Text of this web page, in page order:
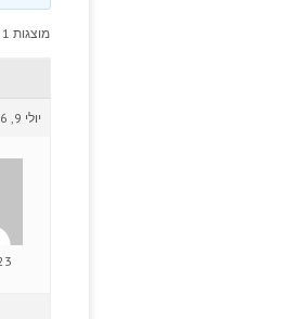
מוצגות 1 תגובות (מתוך 1 סה״כ)
יולי 9, 2026 בשעה 5:09 am